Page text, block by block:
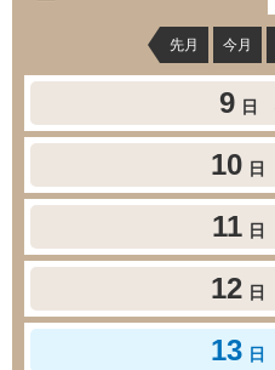
先月 今月
9 日
10 日
11 日
12 日
13 日